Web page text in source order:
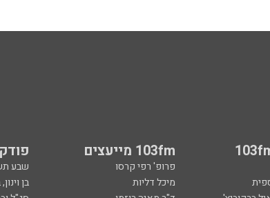
103fm מייעצים
פרופ' רפי קרסו שבע
מיכל דליות בן